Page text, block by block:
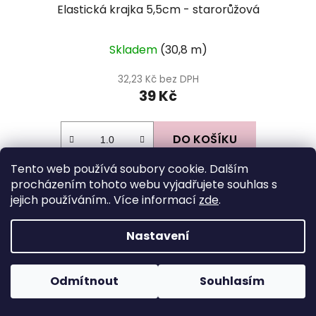
Tento web používá soubory cookie. Dalším
procházením tohoto webu vyjadřujete souhlas s
jejich používáním.. Více informací zde.
Nastavení
Odmítnout Souhlasím
Elastická krajka 5,5cm - starorůžová
Skladem (30,8 m)
32,23 Kč bez DPH
39 Kč
DO KOŠÍKU
á
a
Facebook
Instagram